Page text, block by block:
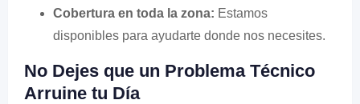
Cobertura en toda la zona: Estamos
disponibles para ayudarte donde nos necesites.
No Dejes que un Problema Técnico
Arruine tu Día